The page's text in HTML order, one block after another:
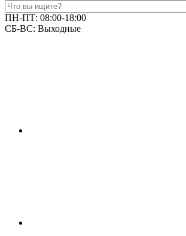
ПН-ПТ: 08:00-18:00
СБ-ВС: Выходные